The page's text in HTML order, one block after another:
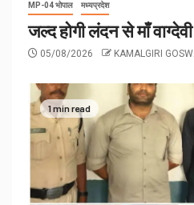
MP-04 भोपाल मध्यप्रदेश
जल्द होगी लंदन से माँ
05/08/2026 KAMALGIRI
1 min read